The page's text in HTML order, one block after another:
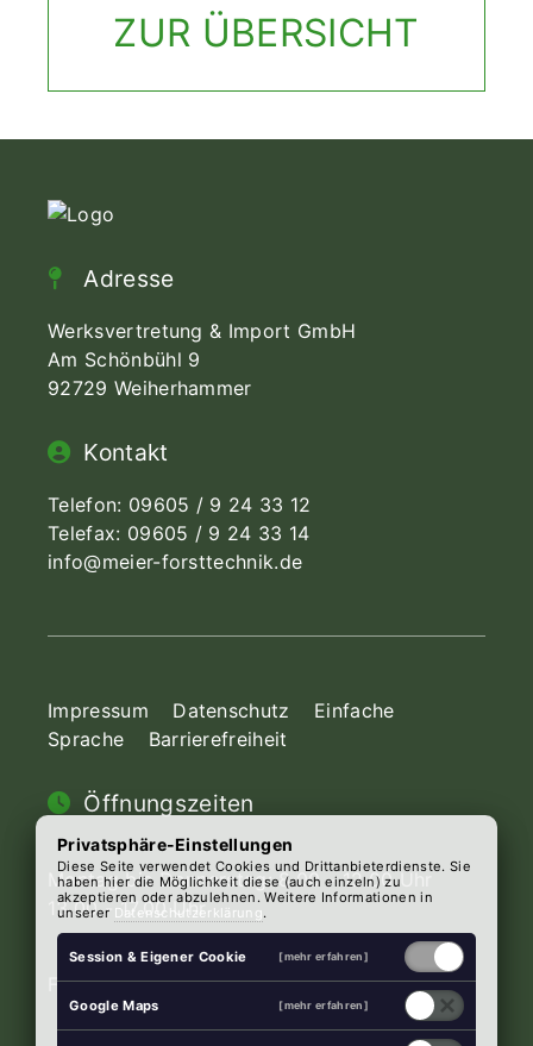
ZUR ÜBERSICHT
Adresse
Werksvertretung & Import GmbH
Am Schönbühl 9
92729 Weiherhammer
Kontakt
Telefon: 09605 / 9 24 33 12
Telefax: 09605 / 9 24 33 14
info@meier-forsttechnik.de
Impressum Datenschutz
Einfache
Sprache
Barrierefreiheit
Öffnungszeiten
Montag bis Donnerstag: 8.00 - 12.00 Uhr
13.00 - 17.00 Uhr
Freitag: 8.00 - 12.00 Uhr 13.00 - 16.00 Uhr
Privatsphäre-Einstellungen
Diese Seite verwendet Cookies und Drittanbieterdienste. Sie
haben hier die Möglichkeit diese (auch einzeln) zu
akzeptieren oder abzulehnen. Weitere Informationen in
unserer Datenschutzerklärung.
Session & Eigener Cookie [mehr erfahren]
Google Maps [mehr erfahren]